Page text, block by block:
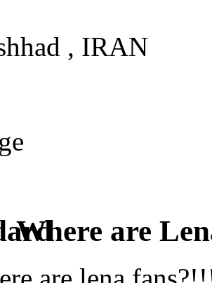
, IRAN
Where are